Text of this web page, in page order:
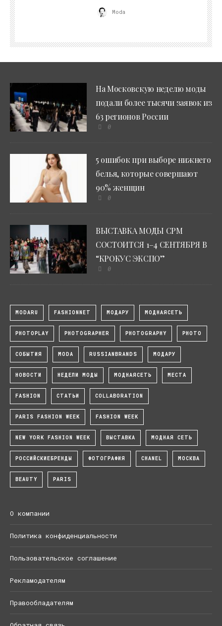
Moda
На Московскую неделю моды
подали более тысячи заявок из
63 регионов России
0
5 ошибок при выборе нижнего
белья, которые совершают
90% женщин
0
ВЫСТАВКА МОДЫ CPM
СОСТОИТСЯ 1–4 СЕНТЯБРЯ В
“КРОКУС ЭКСПО”
0
MODARU FASHIONNET МОДАРУ МОДНАЯСЕТЬ
PHOTOPLAY PHOTOGRAPHER PHOTOGRAPHY PHOTO
СОБЫТИЯ MODA RUSSIANBRANDS МОДАРУ
НОВОСТИ НЕДЕЛИ МОДЫ МОДНАЯСЕТЬ МЕСТА
FASHION СТАТЬИ COLLABORATION
PARIS FASHION WEEK FASHION WEEK
NEW YORK FASHION WEEK ВЫСТАВКА МОДНАЯ СЕТЬ
РОССИЙСКИЕБРЕНДЫ ФОТОГРАФИЯ CHANEL МОСКВА
BEAUTY PARIS
О компании
Политика конфиденциальности
Пользовательское соглашение
Рекламодателям
Правообладателям